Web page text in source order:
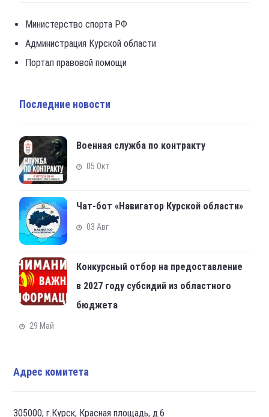
Министерство спорта РФ
Администрация Курской области
Портал правовой помощи
Последние новости
Военная служба по контракту
05 Окт
Чат-бот «Навигатор Курской области»
03 Авг
Конкурсный отбор на предоставление
в 2027 году субсидий из областного
бюджета
29 Май
Адрес комитета
305000, г.Курск, Красная площадь, д.6